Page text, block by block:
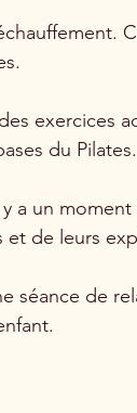
exercices
du Pilates.
a un
de leurs
séance de